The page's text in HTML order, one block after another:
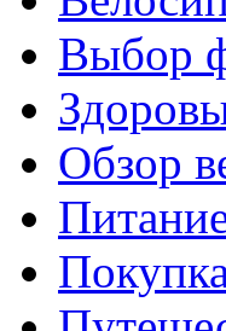
Выбор
Обзор